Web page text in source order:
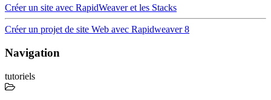
Créer un site avec RapidWeaver et les Stacks
Créer un projet de site Web avec Rapidweaver 8
Navigation
tutoriels